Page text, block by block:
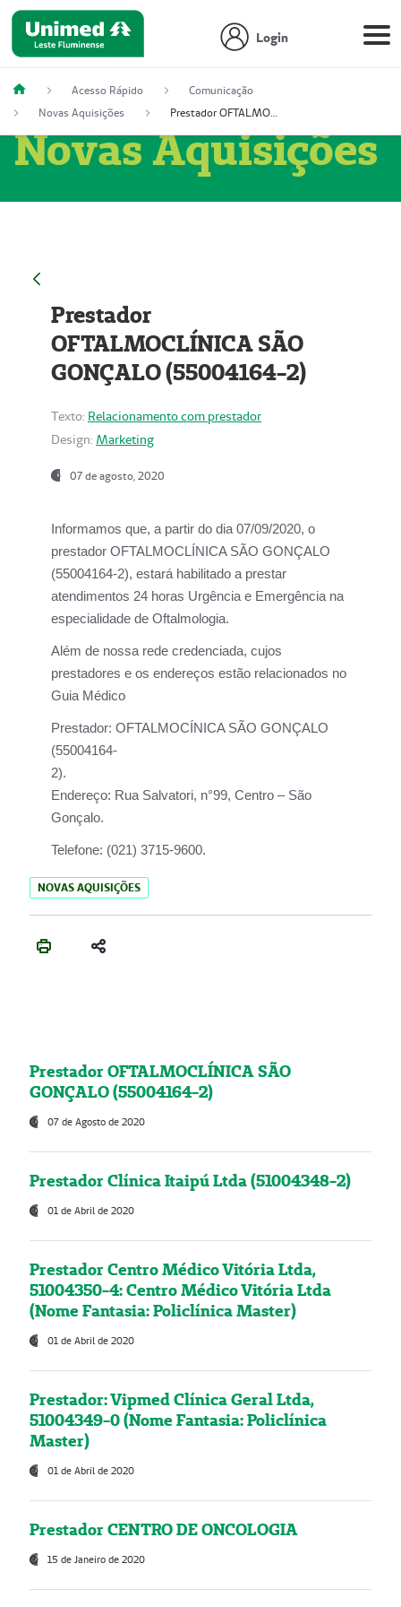
Login
Acesso Rápido
Comunicação
Novas Aquisições
Prestador OFTALMOCLÍNICA SÃO GONÇALO (55004164-2)
Novas Aquisições
Prestador
OFTALMOCLÍNICA SÃO
GONÇALO (55004164-2)
Texto: Relacionamento com prestador
Design: Marketing
07 de agosto, 2020
Informamos que, a partir do dia 07/09/2020, o
prestador OFTALMOCLÍNICA SÃO GONÇALO
(55004164-2), estará habilitado a prestar
atendimentos 24 horas Urgência e Emergência na
especialidade de Oftalmologia.
Além de nossa rede credenciada, cujos
prestadores e os endereços estão relacionados no
Guia Médico
Prestador: OFTALMOCÍNICA SÃO GONÇALO
(55004164-
2).
Endereço: Rua Salvatori, n°99, Centro – São
Gonçalo.
Telefone: (021) 3715-9600.
NOVAS AQUISIÇÕES
Prestador OFTALMOCLÍNICA SÃO
GONÇALO (55004164-2)
07 de Agosto de 2020
Prestador Clínica Itaipú Ltda (51004348-2)
01 de Abril de 2020
Prestador Centro Médico Vitória Ltda,
51004350-4: Centro Médico Vitória Ltda
(Nome Fantasia: Policlínica Master)
01 de Abril de 2020
Prestador: Vipmed Clínica Geral Ltda,
51004349-0 (Nome Fantasia: Policlínica
Master)
01 de Abril de 2020
Prestador CENTRO DE ONCOLOGIA
15 de Janeiro de 2020